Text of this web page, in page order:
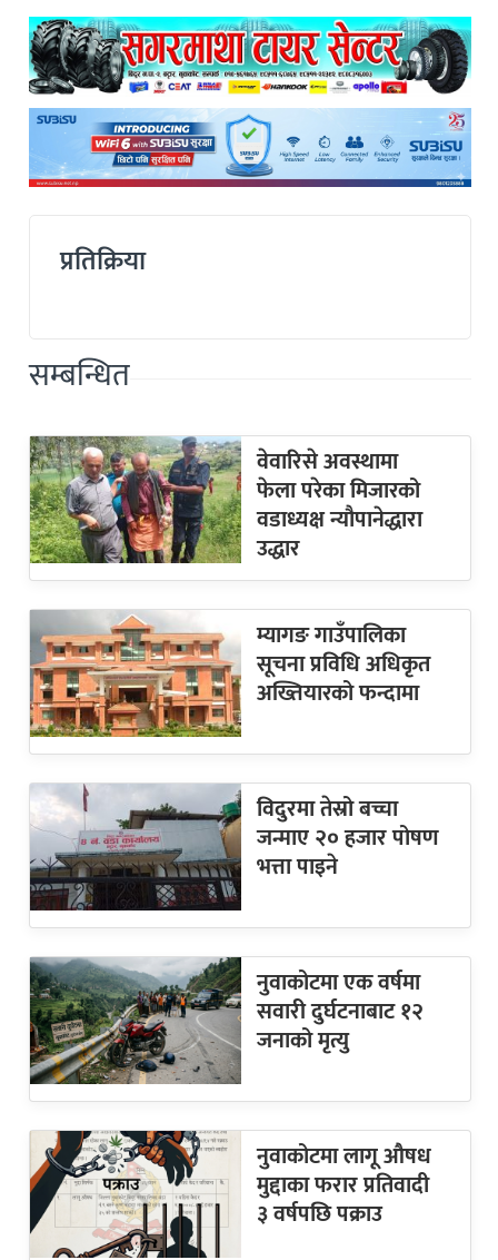
प्रतिक्रिया
सम्बन्धित
वेवारिसे अवस्थामा
फेला परेका मिजारको
वडाध्यक्ष न्यौपानेद्धारा
उद्धार
म्यागङ गाउँपालिका
सूचना प्रविधि अधिकृत
अख्तियारको फन्दामा
विदुरमा तेस्रो बच्चा
जन्माए २० हजार पोषण
भत्ता पाइने
नुवाकोटमा एक वर्षमा
सवारी दुर्घटनाबाट १२
जनाको मृत्यु
नुवाकोटमा लागू औषध
मुद्दाका फरार प्रतिवादी
३ वर्षपछि पक्राउ